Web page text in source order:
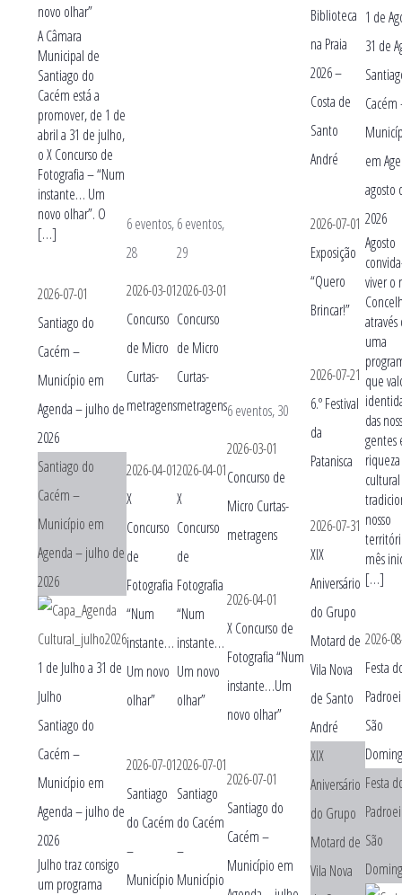
novo olhar”
A Câmara
Municipal de
Santiago do
Cacém está a
promover, de 1 de
abril a 31 de julho,
o X Concurso de
Fotografia – “Num
instante… Um
novo olhar”. O
[…]
2026-07-01
Santiago do
Cacém –
Município em
Agenda – julho de
2026
Santiago do
Cacém –
Município em
Agenda – julho de
2026
1 de Julhoa 31 de
Julho
Santiago do
Cacém –
Município em
Agenda – julho de
2026
Julho traz consigo
um programa
6 eventos,
28
2026-03-01
Concurso
de Micro
Curtas-
metragens
2026-04-01
X
Concurso
de
Fotografia
“Num
instante…
Um novo
olhar”
2026-07-01
Santiago
do Cacém
–
Município
6 eventos,
29
2026-03-01
Concurso
de Micro
Curtas-
metragens
2026-04-01
X
Concurso
de
Fotografia
“Num
instante…
Um novo
olhar”
2026-07-01
Santiago
do Cacém
–
Município
6 eventos,30
2026-03-01
Concurso de
Micro Curtas-
metragens
2026-04-01
X Concurso de
Fotografia “Num
instante…Um
novo olhar”
2026-07-01
Santiago do
Cacém –
Município em
Biblioteca
na Praia
2026 –
Costa de
Santo
André
2026-07-01
Exposição
“Quero
Brincar!”
2026-07-21
6.º Festival
da
Patanisca
2026-07-31
XIX
Aniversário
do Grupo
Motard de
Vila Nova
de Santo
André
XIX
Aniversário
do Grupo
Motard de
Vila Nova
1 de
31 de
em
agosto
2026
Agosto
viver o
uma
que
das
gentes
riqueza
nosso
mês
[…]
2026-
Festa
São
Festa
São